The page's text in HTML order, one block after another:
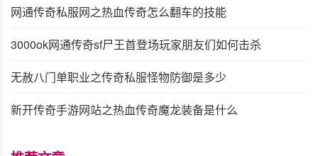
网通传奇私服网之热血传奇怎么翻车的技能
3000ok网通传奇sf尸王首登场玩家朋友们如何击杀
无赦八门单职业之传奇私服怪物防御是多少
新开传奇手游网站之热血传奇魔龙装备是什么